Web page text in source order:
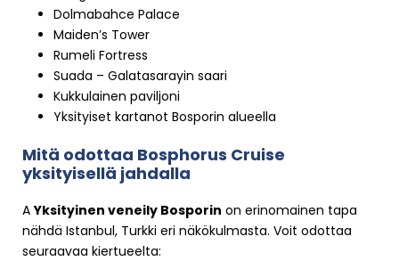
Dolmabahce Palace
Maiden’s Tower
Rumeli Fortress
Suada – Galatasarayin saari
Kukkulainen paviljoni
Yksityiset kartanot Bosporin alueella
Mitä odottaa Bosphorus Cruise
yksityisellä jahdalla
AYksityinen veneily Bosporin on erinomainen tapa
nähdä Istanbul, Turkki eri näkökulmasta. Voit odottaa
seuraavaa kiertueelta: